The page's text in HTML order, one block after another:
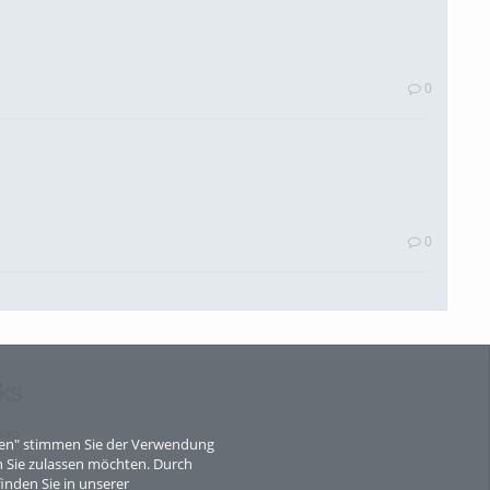
stimmen Sie der Verwendung
zulassen möchten. Durch
Sie in unserer
0
0